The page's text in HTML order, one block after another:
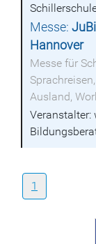
Messe:
Hannover
Messe für
Ausland,
Veranstalter:
1